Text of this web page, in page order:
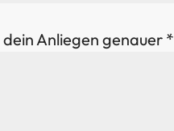
Anliegen genauer *